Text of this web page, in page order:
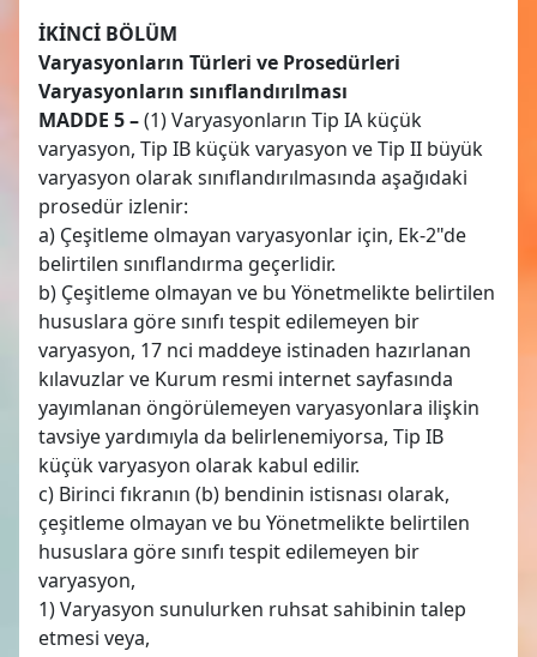
İKİNCİ BÖLÜM
Varyasyonların Türleri ve Prosedürleri
Varyasyonların sınıflandırılması
MADDE 5 –(1) Varyasyonların Tip IA küçük
varyasyon, Tip IB küçük varyasyon ve Tip II büyük
varyasyon olarak sınıflandırılmasında aşağıdaki
prosedür izlenir:
a) Çeşitleme olmayan varyasyonlar için, Ek-2"de
belirtilen sınıflandırma geçerlidir.
b) Çeşitleme olmayan ve bu Yönetmelikte belirtilen
hususlara göre sınıfı tespit edilemeyen bir
varyasyon, 17 nci maddeye istinaden hazırlanan
kılavuzlar ve Kurum resmi internet sayfasında
yayımlanan öngörülemeyen varyasyonlara ilişkin
tavsiye yardımıyla da belirlenemiyorsa, Tip IB
küçük varyasyon olarak kabul edilir.
c) Birinci fıkranın (b) bendinin istisnası olarak,
çeşitleme olmayan ve bu Yönetmelikte belirtilen
hususlara göre sınıfı tespit edilemeyen bir
varyasyon,
1) Varyasyon sunulurken ruhsat sahibinin talep
etmesi veya,